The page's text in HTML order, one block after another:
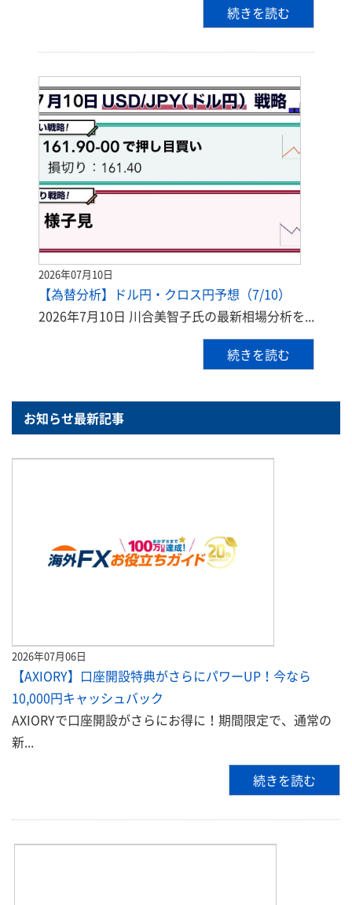
続きを読む
2026年07月10日
【為替分析】ドル円・クロス円予想（7/10）
2026年7月10日 川合美智子氏の最新相場分析を...
続きを読む
お知らせ最新記事
2026年07月06日
【AXIORY】口座開設特典がさらにパワーUP！今なら
10,000円キャッシュバック
AXIORYで口座開設がさらにお得に！期間限定で、通常の
新...
続きを読む